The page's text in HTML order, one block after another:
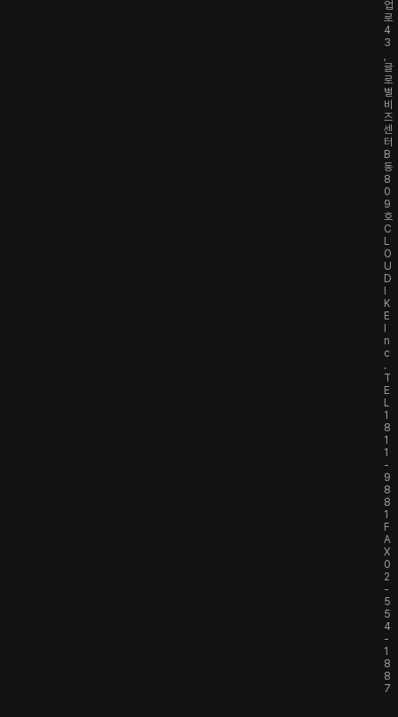
업
로
4
3
글
로
벌
비
즈
센
터
B
동
8
0
9
호
C
L
O
U
D
K
E
n
c
.
T
E
L
1
8
1
1
-
9
8
8
1
F
A
X
0
2
-
5
5
4
-
1
8
8
7